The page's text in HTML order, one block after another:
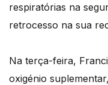
respiratórias na
retrocesso na sua
Na terça-feira,
oxigénio